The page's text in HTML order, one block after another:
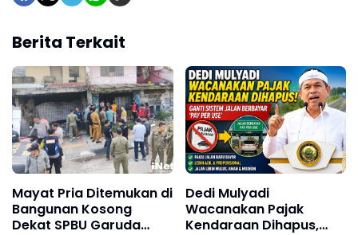
Berita Terkait
Mayat Pria Ditemukan di
Bangunan Kosong
Dekat SPBU Garuda
Dedi Mulyadi
Wacanakan Pajak
Kendaraan Dihapus,